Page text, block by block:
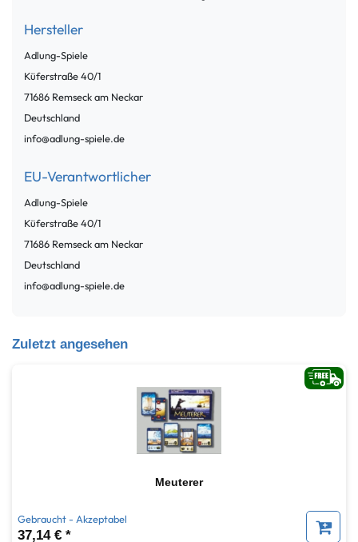
Hersteller
Adlung-Spiele
Küferstraße40/1
71686 Remseck am Neckar
Deutschland
info@adlung-spiele.de
EU-Verantwortlicher
Adlung-Spiele
Küferstraße40/1
71686 Remseck am Neckar
Deutschland
info@adlung-spiele.de
Zuletzt angesehen
Meuterer
Gebraucht - Akzeptabel
37,14 € *